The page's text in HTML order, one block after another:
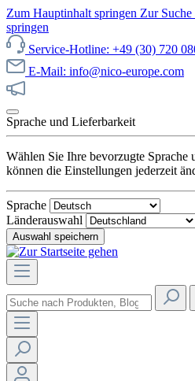
Zum Hauptinhalt springen Zur Suche
springen
Service-Hotline: +49 (30) 720
E-Mail: info@nico-europe.com
Sprache und Lieferbarkeit
Wählen Sie Ihre bevorzugte Sprache
können die Einstellungen jederzeit
Sprache
Länderauswahl
Auswahl speichern